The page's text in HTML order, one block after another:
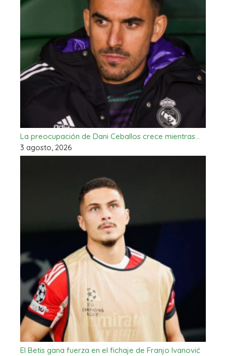
La preocupación de Dani Ceballos crece mientras…
3 agosto, 2026
El Betis gana fuerza en el fichaje de Franjo Ivanović